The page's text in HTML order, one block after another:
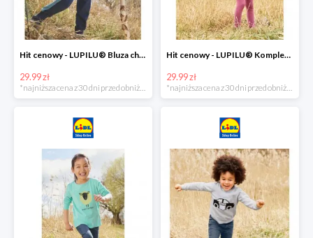
Hit cenowy - LUPILU® Bluza chłopięca w stylu college
29.99 zł
*najniższa cena z 30 dni przed obniżką
Hit cenowy - LUPILU® Komplet dziewczęcy (sukienka + legginsy)
29.99 zł
*najniższa cena z 30 dni przed obniżką